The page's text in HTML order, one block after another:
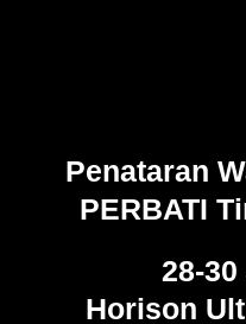
Penataran
PERBATI
28-
Horison